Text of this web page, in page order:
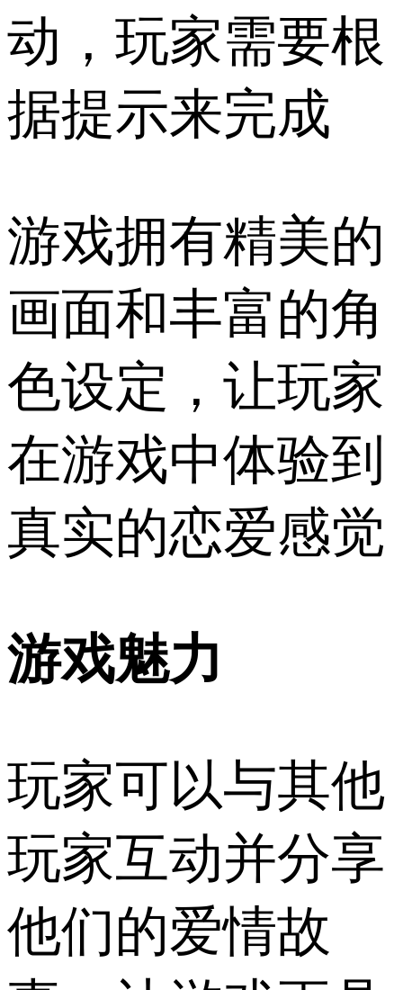
动，玩家需要根
据提示来完成
游戏拥有精美的
画面和丰富的角
色设定，让玩家
在游戏中体验到
真实的恋爱感觉
游戏魅力
玩家可以与其他
玩家互动并分享
他们的爱情故